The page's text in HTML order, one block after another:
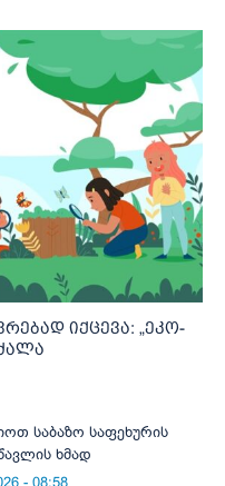
იქცევა: „ეკო-
საბაზო საფეხურის
ხმად
- 08:58